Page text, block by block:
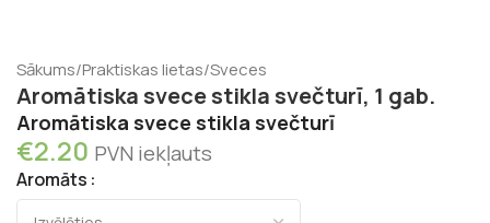
Sākums/Praktiskas lietas/Sveces
Aromātiska svece stikla svečturī, 1 gab.
Aromātiska svece stikla svečturī
€2.20 PVN iekļauts
Aromāts